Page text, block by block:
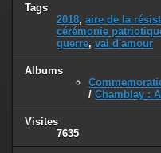
Tags
2018, aire de la
cérémonie
guerre, val d'amour
Albums
/ Chamblay :
Visites
7635